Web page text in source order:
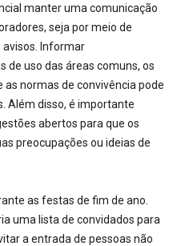
manter uma comunicação
seja por meio de
avisos. Informar
de uso das áreas comuns, os
normas de convivência pode
Além disso, é importante
abertos para que os
preocupações ou ideias de
as festas de fim de ano.
uma lista de convidados para
a entrada de pessoas não